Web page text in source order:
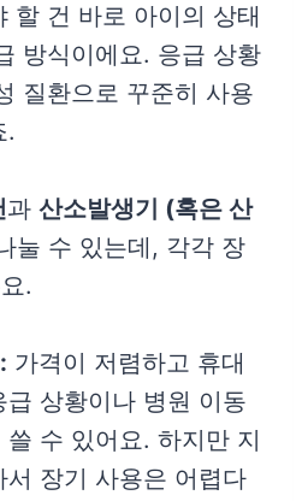
할 건 바로 아이의 상태
방식이에요. 응급 상황
질환으로 꾸준히 사용
.
과 산소발생기 (혹은 산
눌 수 있는데, 각각 장
.
가격이 저렴하고 휴대
급 상황이나 병원 이동
수 있어요. 하지만 지
서 장기 사용은 어렵다